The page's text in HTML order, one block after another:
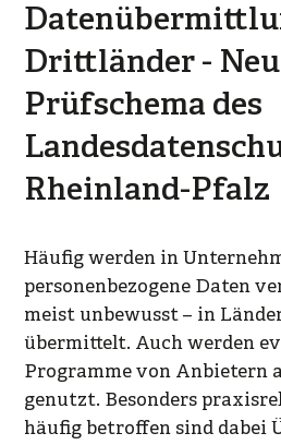
Drittländer -
Prüfschema des
Rheinland-Pfalz
Häufig werden in
personenbezogene Daten
meist unbewusst – in
übermittelt. Auch werden
Programme von Anbietern
genutzt. Besonders
häufig betroffen sind dabei